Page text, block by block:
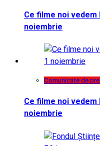
Ce filme noi vedem
noiembrie
Comunicate de
Ce filme noi vedem
noiembrie